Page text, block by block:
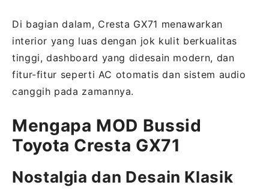
Di bagian dalam, Cresta GX71 menawarkan
interior yang luas dengan jok kulit berkualitas
tinggi, dashboard yang didesain modern, dan
fitur-fitur seperti AC otomatis dan sistem audio
canggih pada zamannya.
Mengapa MOD Bussid
Toyota Cresta GX71
Nostalgia dan Desain Klasik